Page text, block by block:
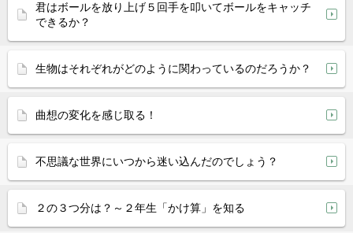
君はボールを放り上げ５回手を叩いてボールをキャッチ
できるか？
生物はそれぞれがどのように関わっているのだろうか？
曲想の変化を感じ取る！
不思議な世界にいつから迷い込んだのでしょう？
２の３つ分は？～２年生「かけ算」を知る